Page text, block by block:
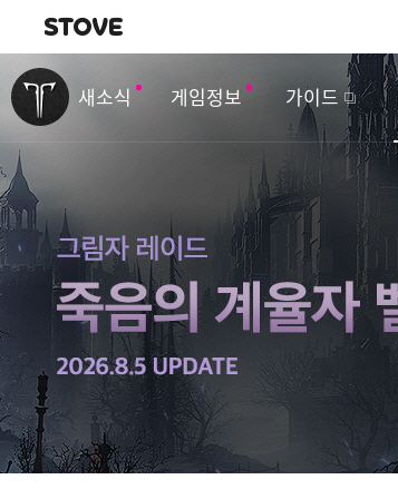
내비게이션
새소식 게임정보 가이드
벤
트
&
업
데
이
트